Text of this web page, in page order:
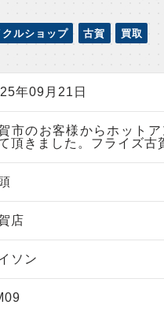
クルショップ 古賀 買取
年09月21日
市のお客様からホット
頂きました。フライズ古
店
ソン